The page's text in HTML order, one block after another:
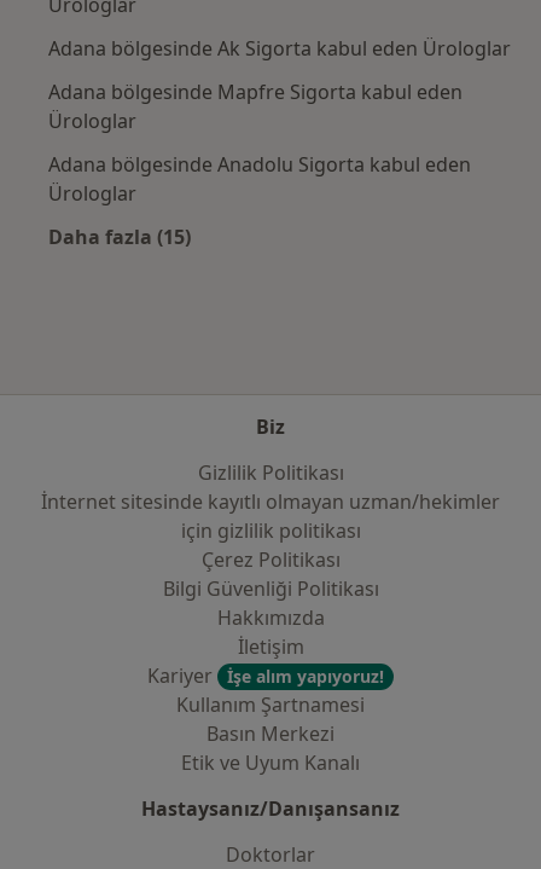
Adana bölgesinde Ak Sigorta kabul eden Ürologlar
Adana bölgesinde Mapfre Sigorta kabul eden
Ürologlar
Adana bölgesinde Anadolu Sigorta kabul eden
Ürologlar
Daha fazla (15)
Biz
Gizlilik Politikası
İnternet sitesinde kayıtlı olmayan uzman/hekimler
i̇çin gizlilik politikası
Çerez Politikası
Bilgi Güvenliği Politikası
Hakkımızda
İletişim
Kariyer
İşe alım yapıyoruz!
Kullanım Şartnamesi
Basın Merkezi
Etik ve Uyum Kanalı
Hastaysanız/Danışansanız
Doktorlar